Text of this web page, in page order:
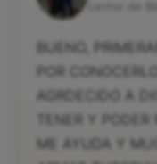
BUENO,
POR
AGRDECIDO A
TENER Y
ME AYUDA Y